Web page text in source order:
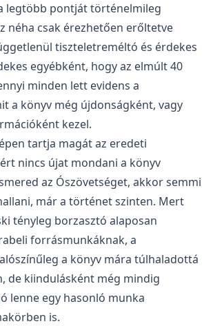
legtöbb pontját történelmileg
néha csak érezhetően erőltetve
tiszteletreméltó és érdekes
egyébként, hogy az elmúlt 40
minden lett evidens a
a könyv még újdonságként, vagy
kezel.
tartja magát az eredeti
nincs újat mondani a könyv
az Ószövetséget, akkor semmi
már a történet szinten. Mert
tényleg borzasztó alaposan
forrásmunkáknak, a
a könyv mára túlhaladottá
de kiindulásként még mindig
lenne egy hasonló munka
is.